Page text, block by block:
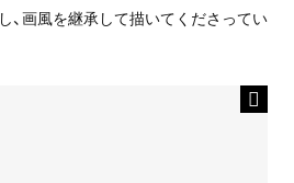
、画風を継承して描いてくださってい